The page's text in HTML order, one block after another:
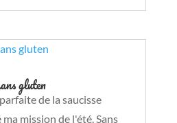
gluten
de la saucisse
mission de l'été. Sans